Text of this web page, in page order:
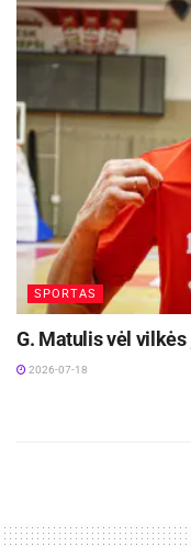
SPORTAS
G. Matulis vėl
2026-07-18